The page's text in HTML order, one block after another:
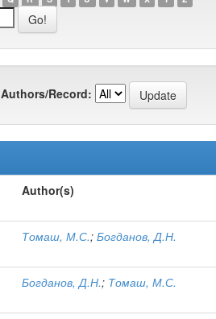
Authors/Record:
Author(s)
Томаш, М.С.; Богданов, Д.Н.
Богданов, Д.Н.; Томаш, М.С.